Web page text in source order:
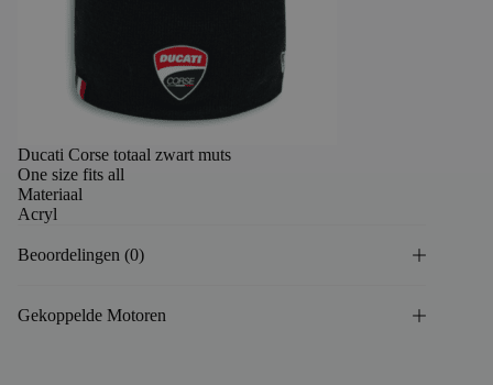
Ducati Corse totaal zwart muts
One size fits all
Materiaal
Acryl
Beoordelingen (0)
Gekoppelde Motoren